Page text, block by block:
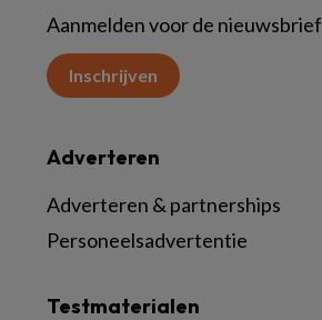
Aanmelden voor de nieuwsbrief
Inschrijven
Testmaterialen
Adverteren
Adverteren & partnerships
Personeelsadvertentie